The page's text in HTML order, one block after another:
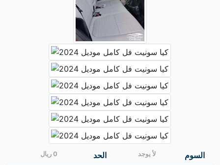
0 ريال الحد لأ يوجد السوم